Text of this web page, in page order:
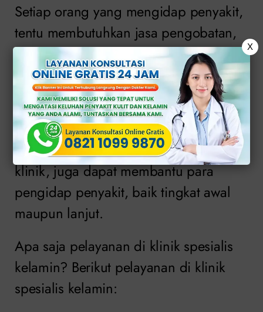
Setiap orang yang mengidap penyakit,
tentu membutuhkan jasa pengobatan,
bukan? Maka dari itu, berbagai tempat
penanganan medis tersedia dan sesuai
dengan kebutuhan.
Salah satu balai pelayanan kesehatan
yang fokus di bidang tertentu, yakni
klinik, juga dapat membantu para
pengidap penyakit, baik tingkat awal
maupun lanjut.
Apa saja pelayanan di klinik spesialis
kelamin? Berikut pelayanan di klinik
spesialis kelamin:
X